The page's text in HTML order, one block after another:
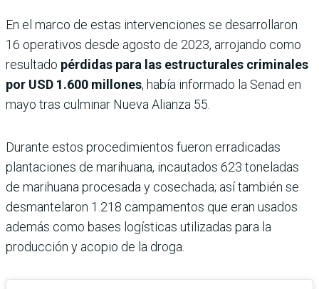
En el marco de estas intervenciones se desarrollaron
16 operativos desde agosto de 2023, arrojando como
resultado pérdidas para las estructurales criminales
por USD 1.600 millones, había informado la Senad en
mayo tras culminar Nueva Alianza 55.
Durante estos procedimientos fueron erradicadas
plantaciones de marihuana, incautados 623 toneladas
de marihuana procesada y cosechada; así también se
desmantelaron 1.218 campamentos que eran usados
además como bases logísticas utilizadas para la
producción y acopio de la droga.